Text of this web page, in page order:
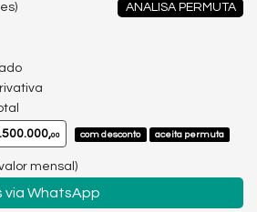
ANALISA PERMUTA
00 com desconto aceita permuta
mensal)
via WhatsApp